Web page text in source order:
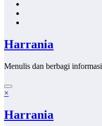
Harrania
Menulis dan berbagi informasi
×
Harrania